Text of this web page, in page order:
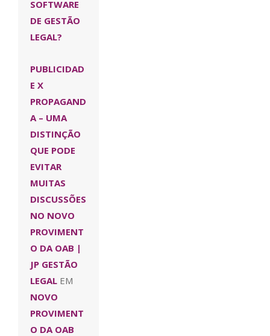
SOFTWARE
DE GESTÃO
LEGAL?
PUBLICIDAD
E X
PROPAGAND
A – UMA
DISTINÇÃO
QUE PODE
EVITAR
MUITAS
DISCUSSÕES
NO NOVO
PROVIMENT
O DA OAB |
JP GESTÃO
LEGAL EM
NOVO
PROVIMENT
O DA OAB